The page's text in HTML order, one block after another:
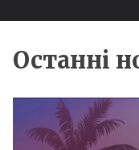
Останні